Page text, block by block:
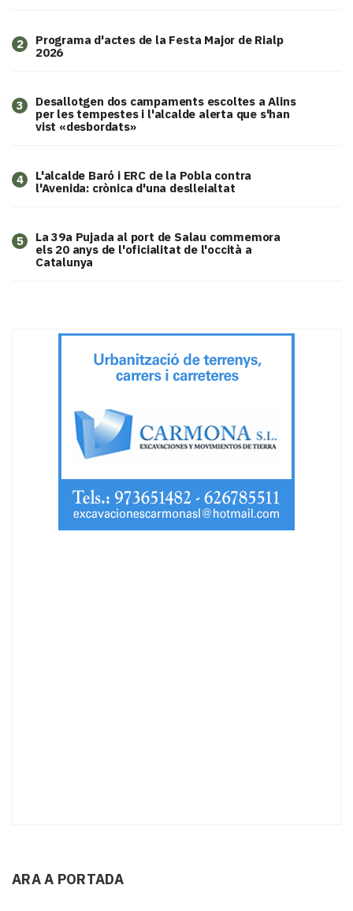
2
Programa d'actes de la Festa Major de Rialp
2026
3
​Desallotgen dos campaments escoltes a Alins
per les tempestes i l'alcalde alerta que s'han
vist «desbordats»
4
L'alcalde Baró i ERC de la Pobla contra
l'Avenida: crònica d'una deslleialtat
5
​La 39a Pujada al port de Salau commemora
els 20 anys de l'oficialitat de l'occità a
Catalunya
ARA A PORTADA